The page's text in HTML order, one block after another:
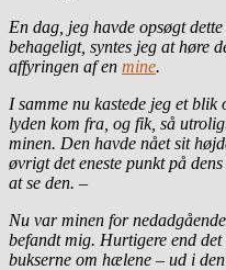
En dag, jeg havde opsøgt
behageligt, syntes jeg at høre
affyringen af en mine.
I samme nu kastede jeg et blik
lyden kom fra, og fik, så
minen. Den havde nået sit
øvrigt det eneste punkt på
at se den. –
Nu var minen for
befandt mig. Hurtigere end
bukserne om hælene – ud i